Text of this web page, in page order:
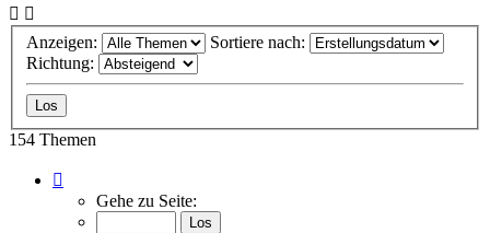
Anzeigen:
Sortiere nach:
Richtung:
154 Themen
von
Gehe zu Seite: